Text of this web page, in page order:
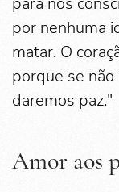
por nenhuma
matar. O
porque se
daremos paz."
Amor aos